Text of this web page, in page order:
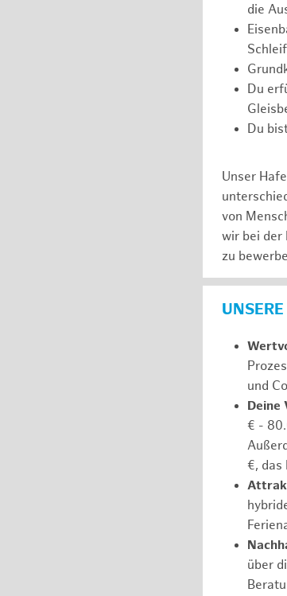
die
Du
Du
Unser
von
wir bei der
zu
und
Deine
€ -
€, das
über